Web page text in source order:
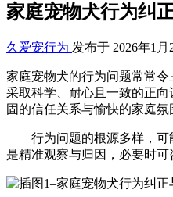
家庭宠物犬行为纠
久爱宠行为 发布于 2026年1月
家庭宠物犬的行为问题常常
采取科学、耐心且一致的正
固的信任关系与愉快的家庭氛
行为问题的根源多样，可能
是精准观察与归因，必要时